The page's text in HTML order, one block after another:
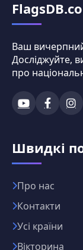
Ваш вичерпний
Досліджуйте,
про
Швидкі
Про нас
Контакти
Усі країни
Вікторина